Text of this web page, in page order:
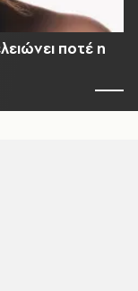
ποτέ η